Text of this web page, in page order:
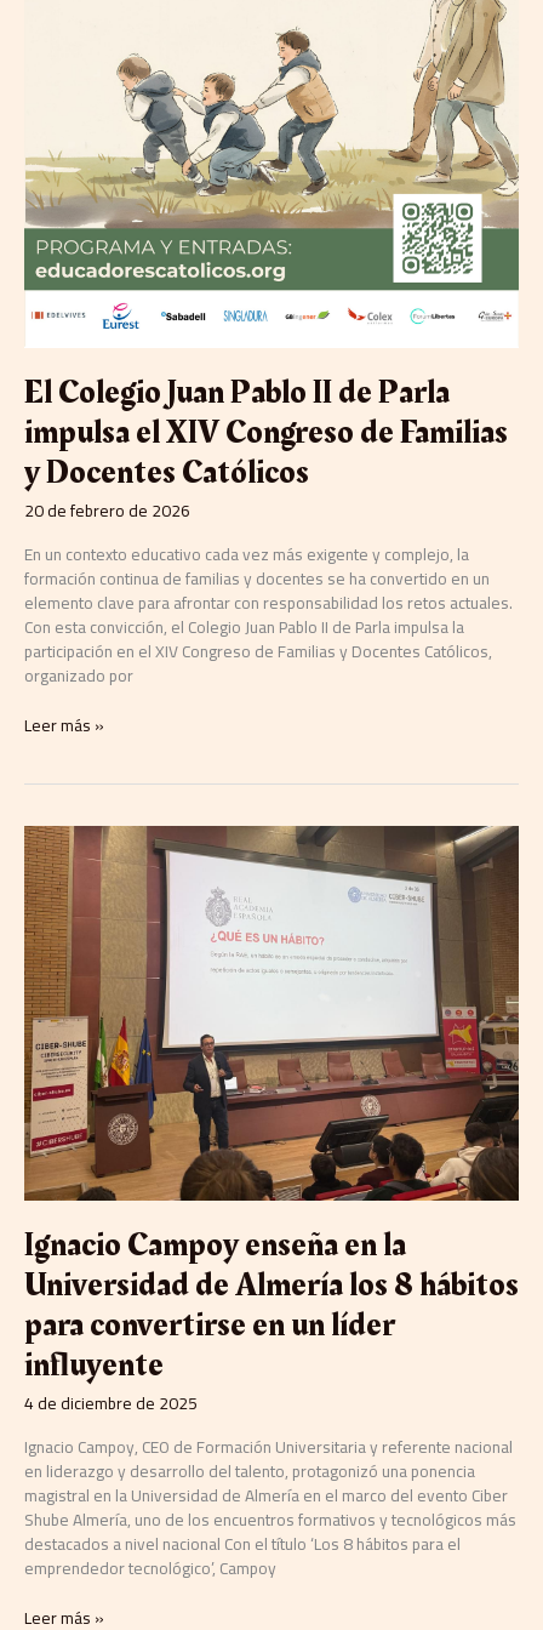
El Colegio Juan Pablo II de Parla
impulsa el XIV Congreso de Familias
y Docentes Católicos
20 de febrero de 2026
En un contexto educativo cada vez más exigente y complejo, la
formación continua de familias y docentes se ha convertido en un
elemento clave para afrontar con responsabilidad los retos actuales.
Con esta convicción, el Colegio Juan Pablo II de Parla impulsa la
participación en el XIV Congreso de Familias y Docentes Católicos,
organizado por
Leer más »
Ignacio Campoy enseña en la
Universidad de Almería los 8 hábitos
para convertirse en un líder
influyente
4 de diciembre de 2025
Ignacio Campoy, CEO de Formación Universitaria y referente nacional
en liderazgo y desarrollo del talento, protagonizó una ponencia
magistral en la Universidad de Almería en el marco del evento Ciber
Shube Almería, uno de los encuentros formativos y tecnológicos más
destacados a nivel nacional Con el título ‘Los 8 hábitos para el
emprendedor tecnológico’, Campoy
Ignacio
Campoy
enseña
en
la
Universidad
de
Almería
los
8
hábitos
para
convertirse
en
líder
influyente
Leer más »